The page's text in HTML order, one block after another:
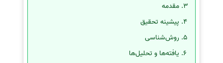
مقدمه
پیشینه تحقیق
روش‌شناسی
یافته‌ها و تحلیل‌ها